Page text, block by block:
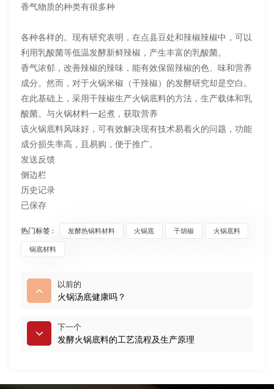
香气物质的种类有很多种
各种各样的。现有研究表明，在点县豆处和辣椒辣椒中，可以
利用乳酸菌等低温发酵新鲜辣椒，产生丰富的乳酸菌。
香气浓郁，改善辣椒的辣味，能有效保留辣椒的色、味和营养
成分。然而，对于火锅米椒（干辣椒）的发酵研究却是空白。
在此基础上，采用干辣椒生产火锅底料的方法，生产载体和乳
酸菌。与火锅材料一起煮，获取营养
该火锅底料风味好，可有效解决现有技术易着火的问题，功能
成分损失率高，且易购，便于推广。
发送反馈
侧边栏
历史记录
已保存
热门标签 : 发酵热锅料材料 火锅底 干胡椒 火锅底料
锅底材料
以前的
火锅汤底健康吗？
下一个
发酵火锅底料的工艺流程及生产原理